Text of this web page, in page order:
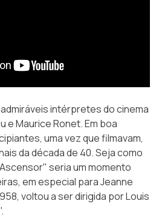
intérpretes do cinema
e Maurice Ronet. Em boa
uma vez que filmavam,
da década de 40. Seja como
seria um momento
em especial para Jeanne
voltou a ser dirigida por Louis